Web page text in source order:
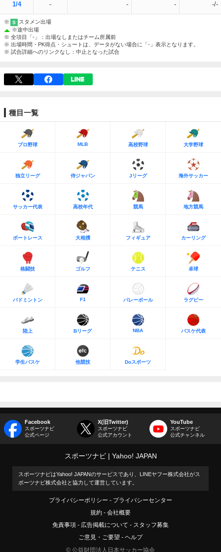
1/4 - - - -/-
※ S
スタメン出場
※途中出場
※ 全項目「-」：出場なしまたはチーム所属前
※ 出場時間・PK得点・シュートは、データがない場合に「-」表示となります。
※ 試合詳細へのリンクなし：中止となった試合
種目一覧
プロ野球 MLB 高校野球 大学野球
独立リーグ 侍ジャパン Jリーグ 海外サッカー
サッカー代表 高校年代 競馬 地方競馬
ボートレース 大相撲 フィギュア カーリング
格闘技 ゴルフ テニス 卓球
バドミントン F1 バレーボール ラグビー
陸上 Bリーグ NBA バスケ代表
学生バスケ 他競技 Doスポーツ
Facebook
スポーツナビ
公式ページ
X(旧Twitter)
スポーツナビ
公式アカウント
YouTube
スポーツナビ
公式チャンネル
スポーツナビ Yahoo! JAPAN
スポーツナビはYahoo! JAPANのサービスであり、LINEヤフー株式会社がス
ポーツナビ株式会社と協力して運営しています。
プライバシーポリシー
プライバシーセンター
規約
会社概要
免責事項
広告掲載について
スタッフ募集
ご意見・ご要望
ヘルプ
© 公益財団法人日本サッカー協会